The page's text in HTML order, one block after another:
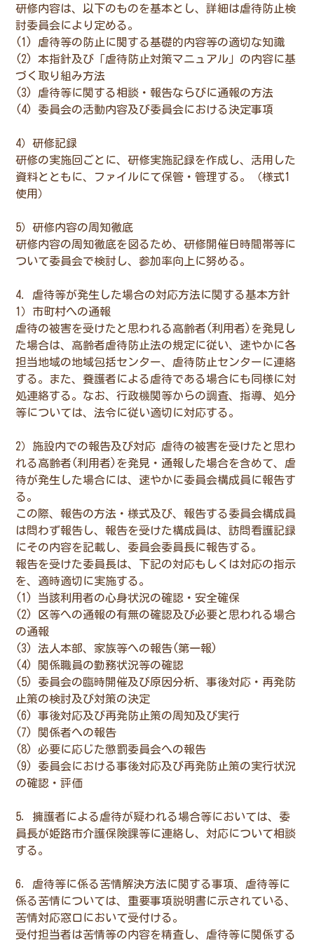
研修内容は、以下のものを基本とし、詳細は虐待防止検
討委員会により定める。
(1) 虐待等の防止に関する基礎的内容等の適切な知識
(2) 本指針及び「虐待防止対策マニュアル」の内容に基
づく取り組み方法
(3) 虐待等に関する相談・報告ならびに通報の方法
(4) 委員会の活動内容及び委員会における決定事項
4）研修記録
研修の実施回ごとに、研修実施記録を作成し、活用した
資料とともに、ファイルにて保管・管理する。（様式1
使用）
5）研修内容の周知徹底
研修内容の周知徹底を図るため、研修開催日時間帯等に
ついて委員会で検討し、参加率向上に努める。
4. 虐待等が発生した場合の対応方法に関する基本方針
1）市町村への通報
虐待の被害を受けたと思われる高齢者(利用者)を発見し
た場合は、高齢者虐待防止法の規定に従い、速やかに各
担当地域の地域包括センター、虐待防止センターに連絡
する。また、養護者による虐待である場合にも同様に対
処連絡する。なお、行政機関等からの調査、指導、処分
等については、法令に従い適切に対応する。
2）施設内での報告及び対応 虐待の被害を受けたと思わ
れる高齢者(利用者)を発見・通報した場合を含めて、虐
待が発生した場合には、速やかに委員会構成員に報告す
る。
この際、報告の方法・様式及び、報告する委員会構成員
は問わず報告し、報告を受けた構成員は、訪問看護記録
にその内容を記載し、委員会委員長に報告する。
報告を受けた委員長は、下記の対応もしくは対応の指示
を、適時適切に実施する。
(1) 当該利用者の心身状況の確認・安全確保
(2) 区等への通報の有無の確認及び必要と思われる場合
の通報
(3) 法人本部、家族等への報告(第一報)
(4) 関係職員の勤務状況等の確認
(5) 委員会の臨時開催及び原因分析、事後対応・再発防
止策の検討及び対策の決定
(6) 事後対応及び再発防止策の周知及び実行
(7) 関係者への報告
(8) 必要に応じた懲罰委員会への報告
(9) 委員会における事後対応及び再発防止策の実行状況
の確認・評価
5．擁護者による虐待が疑われる場合等においては、委
員長が姫路市介護保険課等に連絡し、対応について相談
する。
6．虐待等に係る苦情解決方法に関する事項、虐待等に
係る苦情については、重要事項説明書に示されている、
苦情対応窓口において受付ける。
受付担当者は苦情等の内容を精査し、虐待等に関係する